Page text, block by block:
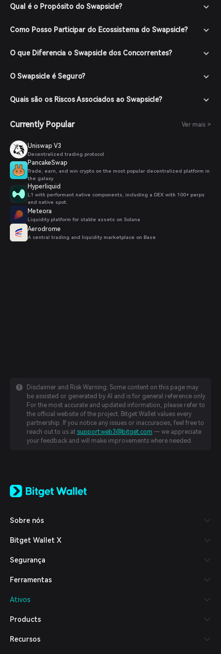
Qual é o Propósito do Swapsicle?
Como Posso Participar do Ecossistema do Swapsicle?
O que Diferencia o Swapsicle dos Concorrentes?
O Swapsicle é Seguro?
Quais são os Riscos Associados ao Swapsicle?
Currently Popular Ver mais >
Uniswap V3
Decentralized trading protocol
PancakeSwap
Trade, earn, and win crypto on the most popular decentralized platform in
the galaxy.
Hyperliquid
L1 with performant native components, including a DEX with 100+ perps
and native spot.
Meteora
Liquidity platform for stable assets on Solana
Aerodrome
A central trading and liquidity marketplace on Base
Disclaimer and Risk Warning: Some content on this page may
be assisted or generated by AI and is for general reference only.
For the most accurate and updated information, please refer to
the official website of the project. Bitget Wallet values every
partnership. If you notice any issues or inaccuracies, feel free to
reach out to us at support.web3@bitget.com — we appreciate
your feedback and will make improvements where needed.
日本語
Español (Latinoamérica)
Italiano
Deutsch
繁體中文
Bahasa Indonesia
हिन्दी
Sobre nós
Bitget Wallet X
Segurança
Ferramentas
Ativos
Products
Recursos